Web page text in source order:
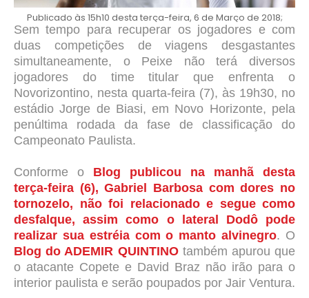
Publicado às 15h10 desta terça-feira, 6 de Março de 2018;
Sem tempo para recuperar os jogadores e com
duas competições de viagens desgastantes
simultaneamente, o Peixe não terá diversos
jogadores do time titular que enfrenta o
Novorizontino, nesta quarta-feira (7), às 19h30, no
estádio Jorge de Biasi, em Novo Horizonte, pela
penúltima rodada da fase de classificação do
Campeonato Paulista.
Conforme o Blog publicou na manhã desta
terça-feira (6), Gabriel Barbosa com dores no
tornozelo, não foi relacionado e segue como
desfalque, assim como o lateral Dodô pode
realizar sua estréia com o manto alvinegro. O
Blog do ADEMIR QUINTINOtambém apurou que
o atacante Copete e David Braz não irão para o
interior paulista e serão poupados por Jair Ventura.